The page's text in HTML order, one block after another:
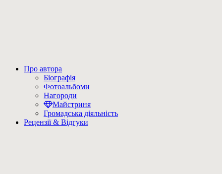
Про автора
Біографія
Фотоальбоми
Нагороди
Майстриня
Громадська діяльність
Рецензії & Відгуки